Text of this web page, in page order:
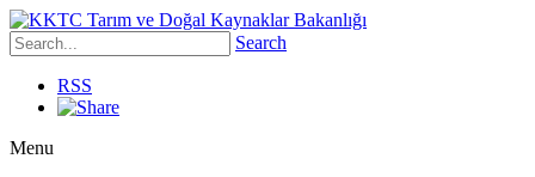
Search
RSS
Menu